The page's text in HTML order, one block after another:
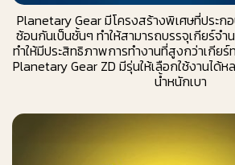
Planetary Gear มีโครงสร้างพิเศษที่ประก
ซ้อนกันเป็นชั้นๆ ทำให้สามารถบรรจุเกียร์จำ
ทำให้มีประสิทธิภาพการทำงานที่สูงกว่าเกีย
Planetary Gear ZD มีรุ่นให้เลือกใช้งานได้
น้ำหนักเบา